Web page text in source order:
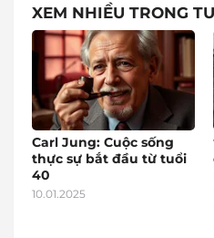
XEM NHIỀU TRONG
Carl Jung: Cuộc sống
thực sự bắt đầu từ tuổi
40
10.01.2025